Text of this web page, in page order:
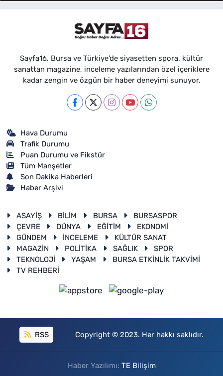
Sayfa16, Bursa ve Türkiye'de siyasetten spora, kültür
sanattan magazine, inceleme yazılarından özel içeriklere
kadar zengin ve özgün bir haber deneyimi sunuyor.
Hava Durumu
Trafik Durumu
Puan Durumu ve Fikstür
Tüm Manşetler
Son Dakika Haberleri
Haber Arşivi
ASAYİŞ BİLİM BURSA
BURSASPOR
ÇEVRE
DÜNYA EĞİTİM
EKONOMİ
GÜNDEM
İNCELEME
KÜLTÜR SANAT
MAGAZİN
POLİTİKA SAĞLIK
SPOR
TEKNOLOJİ
YAŞAM
BURSA ETKİNLİK TAKVİMİ
TV REHBERİ
RSS Copyright © 2023. Her hakkı saklıdır.
Haber Yazılımı: TE Bilişim